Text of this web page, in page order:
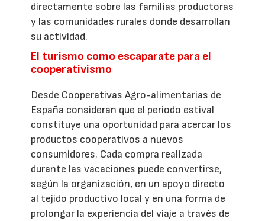
directamente sobre las familias productoras
y las comunidades rurales donde desarrollan
su actividad.
El turismo como escaparate para el
cooperativismo
Desde Cooperativas Agro-alimentarias de
España consideran que el periodo estival
constituye una oportunidad para acercar los
productos cooperativos a nuevos
consumidores. Cada compra realizada
durante las vacaciones puede convertirse,
según la organización, en un apoyo directo
al tejido productivo local y en una forma de
prolongar la experiencia del viaje a través de